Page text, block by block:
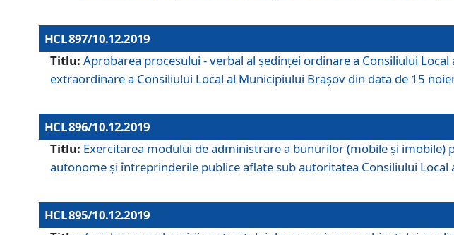
HCL 897/10.12.2019
Titlu: Aprobarea procesului - verbal al şedinţei ordinare a Consiliului
extraordinare a Consiliului Local al Municipiului Brașov din data de 15
HCL 896/10.12.2019
Titlu: Exercitarea modului de administrare a bunurilor (mobile și
autonome și întreprinderile publice aflate sub autoritatea Consiliului Local
HCL 895/10.12.2019